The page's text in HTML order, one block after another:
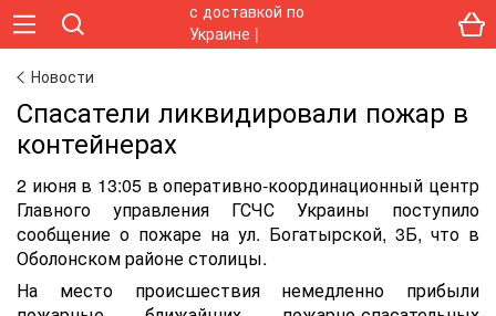
Новости
Спасатели ликвидировали пожар в
контейнерах
2 июня в 13:05 в оперативно-координационный центр
Главного управления ГСЧС Украины поступило
сообщение о пожаре на ул. Богатырской, 3Б, что в
Оболонском районе столицы.
На место происшествия немедленно прибыли